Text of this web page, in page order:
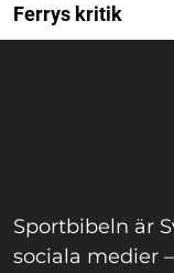
Ferrys kritik
Sportbibeln är
sociala medier